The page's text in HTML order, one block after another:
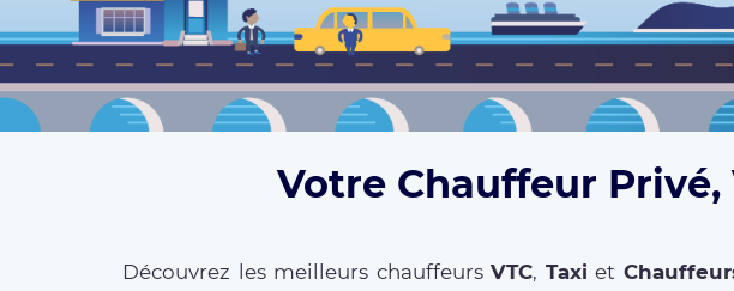
Votre Chauffeur Privé,
Découvrez les meilleurs chauffeursVTC, Taxi et